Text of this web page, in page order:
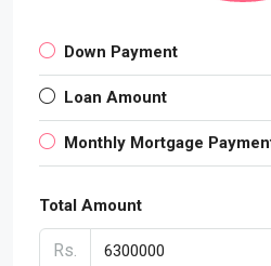
Down Payment
Loan Amount
Monthly Mortgage
Total Amount
Rs.